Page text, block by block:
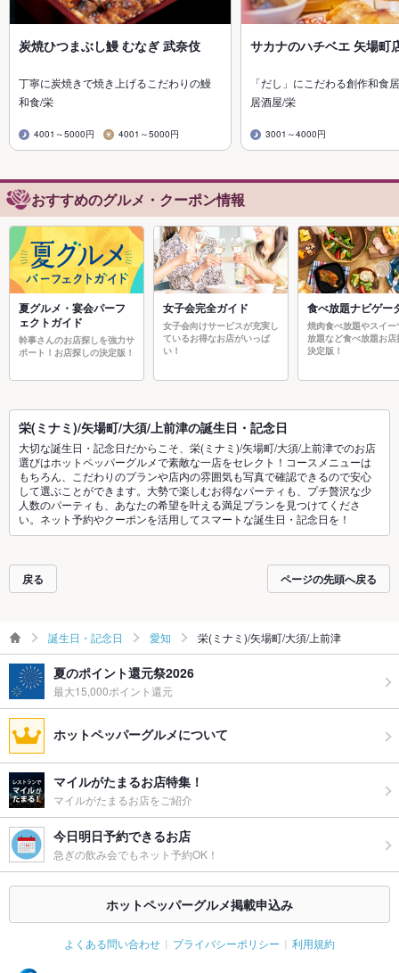
炭焼ひつまぶし鰻 むなぎ 武奈伎
丁寧に炭焼きで焼き上げるこだわりの鰻
和食/栄
4001～5000円 4001～5000円
サカナのハチベエ 矢場町
「だし」にこだわる創作和食
居酒屋/栄
3001～4000円
おすすめのグルメ・クーポン情報
夏グルメ・宴会パーフ
ェクトガイド
幹事さんのお店探しを強力サ
ポート！お店探しの決定版！
女子会完全ガイド
女子会向けサービスが充実し
ているお得なお店がいっぱ
い！
食べ放題ナビゲー
焼肉食べ放題やスイー
放題など食べ放題お店
決定版！
栄(ミナミ)/矢場町/大須/上前津の誕生日・記念日
大切な誕生日・記念日だからこそ、栄(ミナミ)/矢場町/大須/上前津でのお店
選びはホットペッパーグルメで素敵な一店をセレクト！コースメニューは
もちろん、こだわりのプランや店内の雰囲気も写真で確認できるので安心
して選ぶことができます。大勢で楽しむお得なパーティも、プチ贅沢な少
人数のパーティも、あなたの希望を叶える満足プランを見つけてくださ
い。ネット予約やクーポンを活用してスマートな誕生日・記念日を！
戻る ページの先頭へ戻る
誕生日・記念日 愛知 栄(ミナミ)/矢場町/大須/上前津
夏のポイント還元祭2026
最大15,000ポイント還元
ホットペッパーグルメについて
マイルがたまるお店特集！
マイルがたまるお店をご紹介
今日明日予約できるお店
急ぎの飲み会でもネット予約OK！
ホットペッパーグルメ掲載申込み
よくある問い合わせ プライバシーポリシー 利用規約